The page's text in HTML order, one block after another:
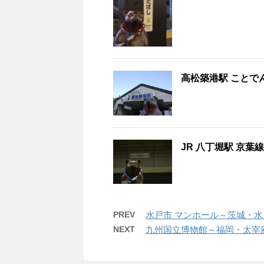
高松築港駅 ことで
JR 八丁堀駅 京葉
PREV 水戸市 マンホール～茨城・
NEXT 九州国立博物館～福岡・太宰